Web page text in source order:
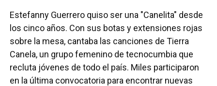
Estefanny Guerrero quiso ser una "Canelita" desde
los cinco años. Con sus botas y extensiones rojas
sobre la mesa, cantaba las canciones de Tierra
Canela, un grupo femenino de tecnocumbia que
recluta jóvenes de todo el país. Miles participaron
en la última convocatoria para encontrar nuevas